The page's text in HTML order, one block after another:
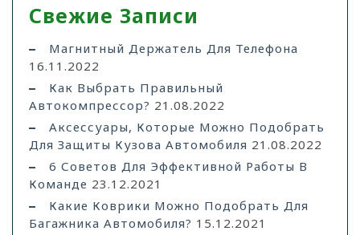
Свежие Записи
Магнитный Держатель Для Телефона
16.11.2022
Как Выбрать Правильный
Автокомпрессор? 21.08.2022
Аксессуары, Которые Можно Подобрать
Для Защиты Кузова Автомобиля 21.08.2022
6 Советов Для Эффективной Работы В
Команде 23.12.2021
Какие Коврики Можно Подобрать Для
Багажника Автомобиля? 15.12.2021